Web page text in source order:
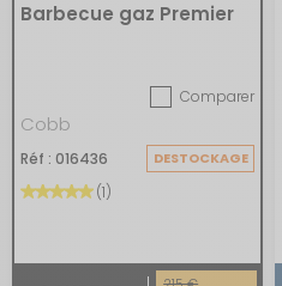
Barbecue gaz Premier
Comparer
Cobb
Réf : 016436 DESTOCKAGE
(1)